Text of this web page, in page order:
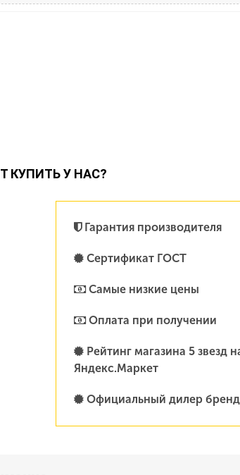
КУПИТЬ У НАС?
Гарантия производителя
Сертификат ГОСТ
Самые низкие цены
Оплата при получении
Рейтинг магазина 5 звезд
Яндекс.Маркет
Официальный дилер